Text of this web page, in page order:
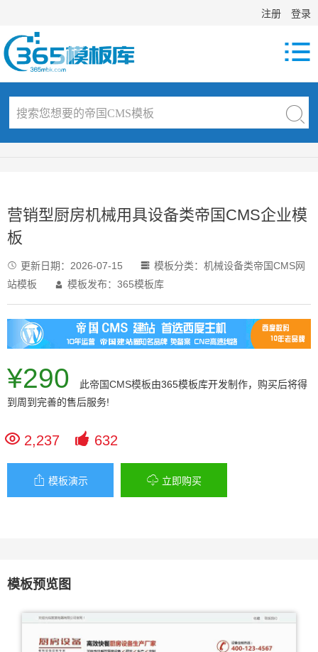
注册 登录

营销型厨房机械用具设备类帝国CMS企业模
板
 更新日期： 2026-07-15  模板分类： 机械设备类帝国CMS网
站模板
 模板发布：365模板库
¥290 此帝国CMS模板由365模板库开发制作，购买后将得
到周到完善的售后服务!
 2,237  632
 模板演示  立即购买
模板预览图